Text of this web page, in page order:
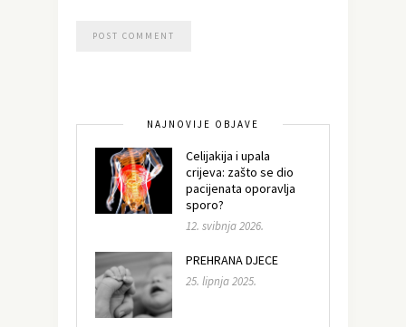
NAJNOVIJE OBJAVE
Celijakija i upala
crijeva: zašto se dio
pacijenata oporavlja
sporo?
12. svibnja 2026.
PREHRANA DJECE
25. lipnja 2025.